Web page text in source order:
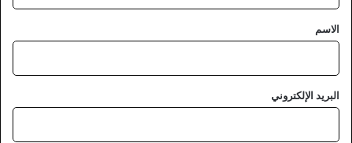
*
الاسم
البريد الإلكتروني